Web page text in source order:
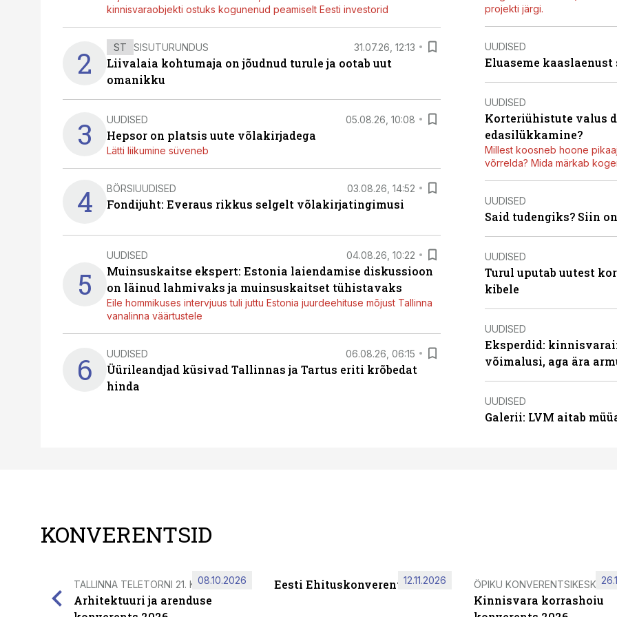
kinnisvaraobjekti ostuks kogunenud peamiselt Eesti investorid
2 ST SISUTURUNDUS 31.07.26, 12:13
Liivalaia kohtumaja on jõudnud turule ja ootab uut
omanikku
3 UUDISED 05.08.26, 10:08
Hepsor on platsis uute võlakirjadega
Lätti liikumine süveneb
4 BÖRSIUUDISED 03.08.26, 14:52
Fondijuht: Everaus rikkus selgelt võlakirjatingimusi
5
UUDISED 04.08.26, 10:22
Muinsuskaitse ekspert: Estonia laiendamise diskussioon
on läinud lahmivaks ja muinsuskaitset tühistavaks
Eile hommikuses intervjuus tuli juttu Estonia juurdeehituse mõjust Tallinna
vanalinna väärtustele
6 UUDISED 06.08.26, 06:15
Üürileandjad küsivad Tallinnas ja Tartus eriti krõbedat
hinda
projekti järgi.
UUDISED
Eluaseme kaaslaenust
UUDISED
Korteriühistute valus
edasilükkamine?
Millest koosneb hoone
võrrelda? Mida märkab
UUDISED
Said tudengiks? Siin
UUDISED
Turul uputab uutest
kibele
UUDISED
Eksperdid:
võimalusi, aga ära
UUDISED
Galerii: LVM aitab
KONVERENTSID
TALLINNA TELETORNI 21. KORRUSEL
Arhitektuuri ja arenduse
08.10.2026 Eesti Ehituskonverents 2026
12.11.2026 ÖPIKU KONVERENTSIKESKUS
Kinnisvara korrashoiu